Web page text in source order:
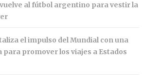
al fútbol argentino para vestir la
el impulso del Mundial con una
para promover los viajes a Estados